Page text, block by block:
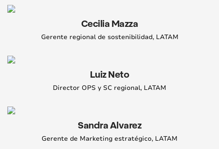
Cecilia Mazza
Gerente regional de sostenibilidad, LATAM
Luiz Neto
Director OPS y SC regional, LATAM
Sandra Alvarez
Gerente de Marketing estratégico, LATAM